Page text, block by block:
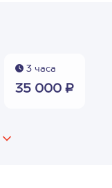
3 часа
35 000 ₽